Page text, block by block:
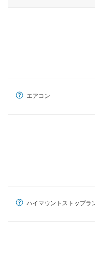
エアコン
ハイマウントストップラ